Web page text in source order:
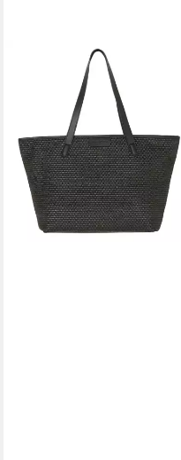
MARC O'POLO
Shopper Sana
UVP 179,95 €
lieferbar - in 2-3 Werktagen bei dir